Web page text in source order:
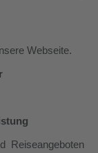
Webseite.
Reiseangeboten